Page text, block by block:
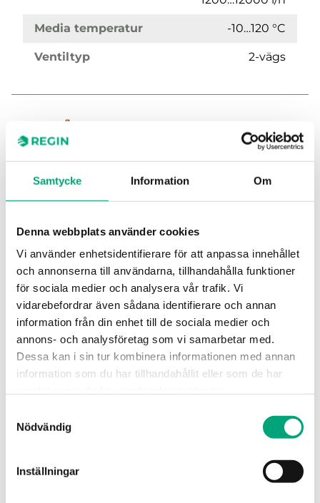
Samtycke Information Om
Denna webbplats använder cookies
Vi använder enhetsidentifierare för att anpassa innehållet
och annonserna till användarna, tillhandahålla funktioner
för sociala medier och analysera vår trafik. Vi
vidarebefordrar även sådana identifierare och annan
information från din enhet till de sociala medier och
annons- och analysföretag som vi samarbetar med.
Dessa kan i sin tur kombinera informationen med annan
information som du har tillhandahållit eller som de har
Nödvändig
Inställningar
Media temperatur -10…120 °C
Ventiltyp 2-vägs
PCMTV50-F18
Rangeability 100:1
Nominal diameter
Max. diff.tryck 600 kPa
Anslutning G2"
Max. tryck vid uppstart 35 kPa
Inställning av flödesintervall
1800…18000 l/h
-10…120 °C
Ventiltyp 2-vägs